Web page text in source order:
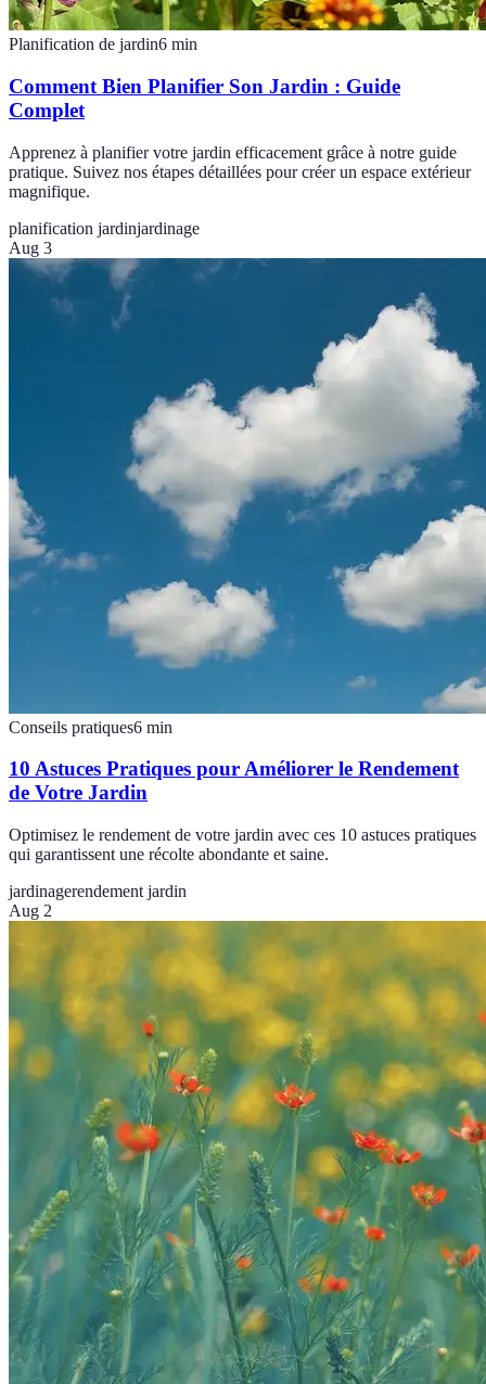
Planification de jardin6 min
Comment Bien Planifier Son Jardin : Guide
Complet
Apprenez à planifier votre jardin efficacement grâce à notre guide
pratique. Suivez nos étapes détaillées pour créer un espace extérieur
magnifique.
planification jardinjardinage
Aug 3
Conseils pratiques6 min
10 Astuces Pratiques pour Améliorer le Rendement
de Votre Jardin
Optimisez le rendement de votre jardin avec ces 10 astuces pratiques
qui garantissent une récolte abondante et saine.
jardinagerendement jardin
Aug 2